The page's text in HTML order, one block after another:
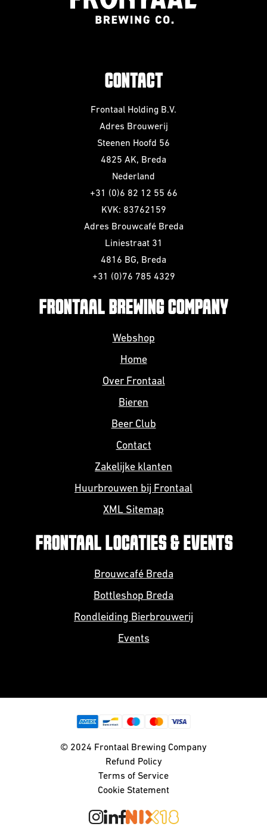
CONTACT
Frontaal Holding B.V.
Adres Brouwerij
Steenen Hoofd 56
4825 AK, Breda
Nederland
+31 (0)6 82 12 55 66
KVK: 83762159
Adres Brouwcafé Breda
Liniestraat 31
4816 BG, Breda
+31 (0)76 785 4329
FRONTAAL BREWING COMPANY
Webshop
Home
Over Frontaal
Bieren
Beer Club
Contact
Zakelijke klanten
Huurbrouwen bij Frontaal
XML Sitemap
FRONTAAL LOCATIES & EVENTS
Brouwcafé Breda
Bottleshop Breda
Rondleiding Bierbrouwerij
Events
© 2024 Frontaal Brewing Company
Refund Policy
Terms of Service
Cookie Statement